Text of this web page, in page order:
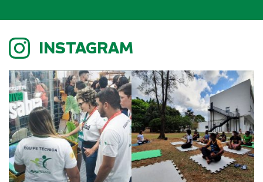
INSTAGRAM